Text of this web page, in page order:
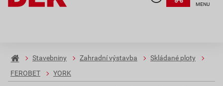
MENU
Stavebniny Zahradní výstavba
Skládané ploty
FEROBET
YORK